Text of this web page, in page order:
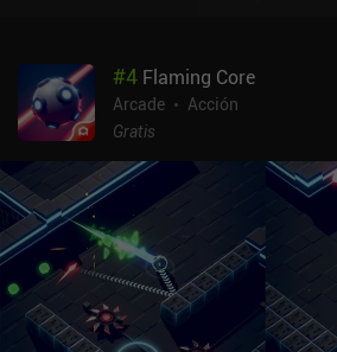
#4 Flaming Core
Arcade
Acción
Gratis